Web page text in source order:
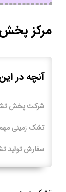
مرکز پخش
آنچه در
شرکت پخش
تشک زمینی
سفارش تولید